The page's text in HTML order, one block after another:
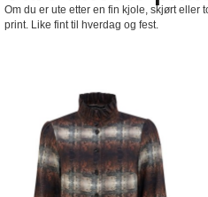
Om du er ute etter en fin kjole, skjørt eller
print. Like fint til hverdag og fest.